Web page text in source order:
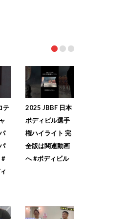
テ
#
2025 JBBF 日本
ボディビル選手
権ハイライト 完
全版は関連動画
へ #ボディビル